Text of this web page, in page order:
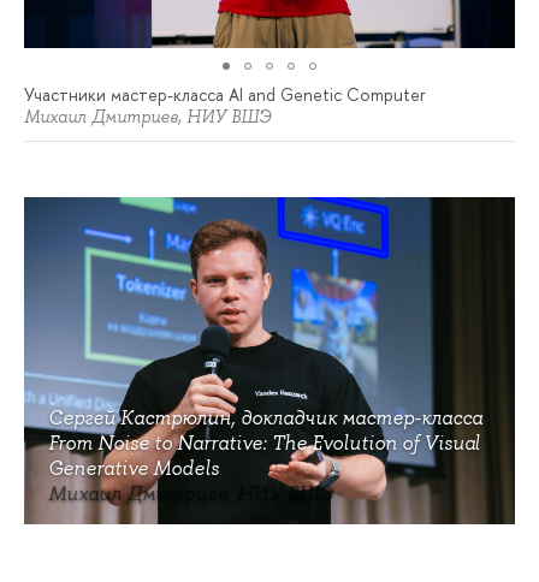
Участники мастер-класса AI and Genetic Computer
Михаил Дмитриев, НИУ ВШЭ
Сергей Кастрюлин, докладчик мастер-класса
From Noise to Narrative: The Evolution of Visual
Generative Models
Михаил Дмитриев, НИУ ВШЭ